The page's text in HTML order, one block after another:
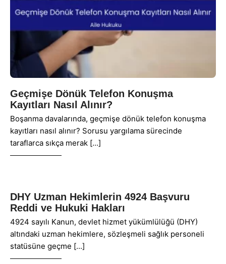
Geçmişe Dönük Telefon Konuşma
Kayıtları Nasıl Alınır?
Boşanma davalarında, geçmişe dönük telefon konuşma
kayıtları nasıl alınır? Sorusu yargılama sürecinde
taraflarca sıkça merak
DHY Uzman Hekimlerin 4924 Başvuru
Reddi ve Hukuki Hakları
4924 sayılı Kanun, devlet hizmet yükümlülüğü (DHY)
altındaki uzman hekimlere, sözleşmeli sağlık personeli
statüsüne geçme